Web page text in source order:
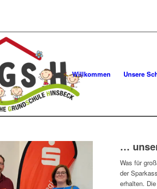
Willkommen Unsere
…
Was für
der
erhalten.